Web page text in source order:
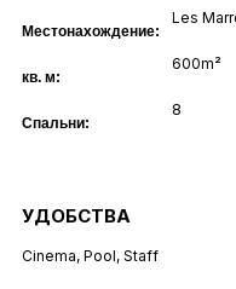
Местонахождение:
Les
кв. м:
600m²
Спальни:
8
УДОБСТВА
Cinema, Pool, Staff